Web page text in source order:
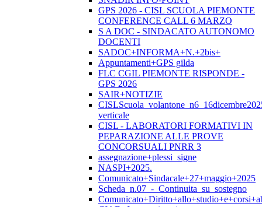
GPS 2026 - CISL SCUOLA PIEMONTE
CONFERENCE CALL 6 MARZO
S A DOC - SINDACATO AUTONOMO
DOCENTI
SADOC+INFORMA+N.+2bis+
Appuntamenti+GPS gilda
FLC CGIL PIEMONTE RISPONDE -
GPS 2026
SAIR+NOTIZIE
verticale
CISL - LABORATORI FORMATIVI IN
PEPARAZIONE ALLE PROVE
CONCORSUALI PNRR 3
assegnazione+plessi_signe
NASPI+2025.
Comunicato+Sindacale+27+maggio+2025
Scheda_n.07_-_Continuita_su_sostegno